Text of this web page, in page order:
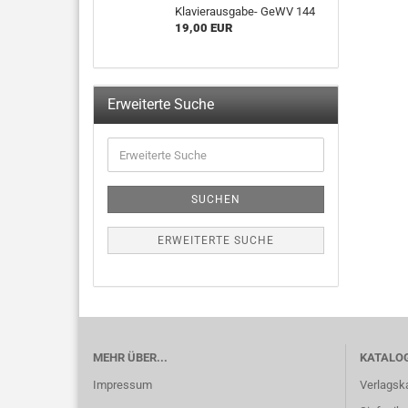
Klavierausgabe- GeWV 144
19,00 EUR
Erweiterte Suche
SUCHEN
ERWEITERTE SUCHE
MEHR ÜBER...
Impressum